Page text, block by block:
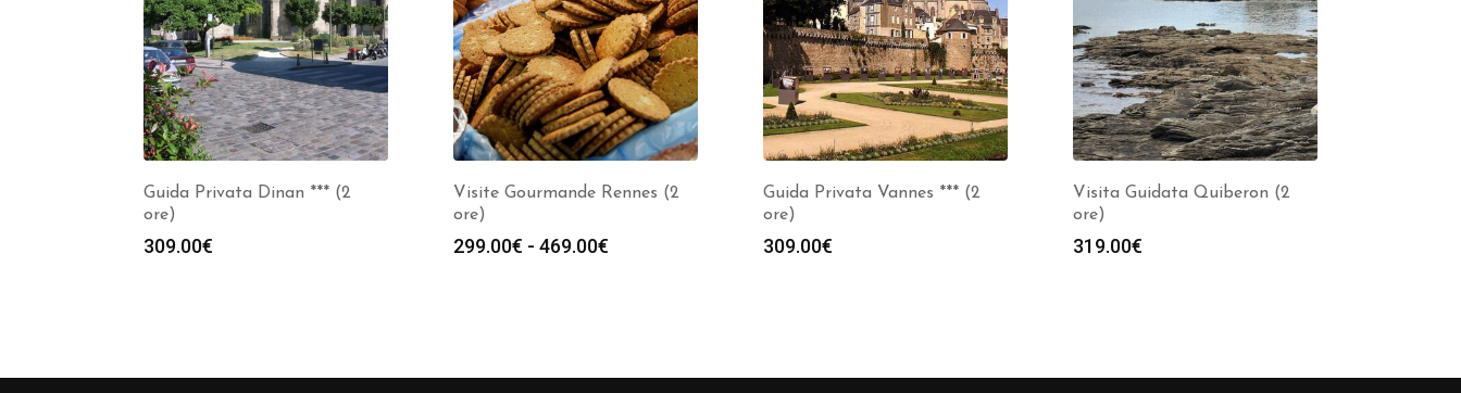
Guida Privata Dinan *** (2
ore)
309.00€
Visite Gourmande Rennes (2
ore)
299.00€ - 469.00€
Guida Privata Vannes *** (2
ore)
309.00€
Visita Guidata Quiberon (2
ore)
319.00€